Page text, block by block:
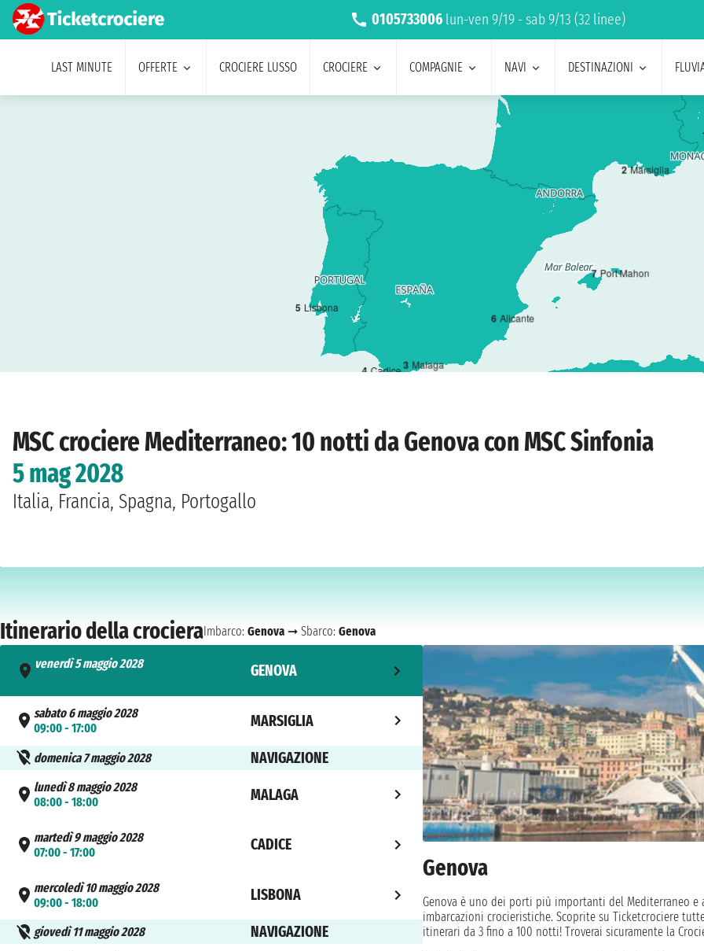
0105733006 lun-ven 9/19 - sab 9/13 (32 linee)
LAST MINUTE OFFERTE CROCIERE LUSSO CROCIERE COMPAGNIE NAVI DESTINAZIONI
2 Marsiglia
3 Malaga
4 Cadice
5 Lisbona
6 Alicante
7 Port Mahon
MSC crociere Mediterraneo: 10 notti da Genova con MSC Sinfonia
5 mag 2028
Italia, Francia, Spagna, Portogallo
Itinerario della crocieraImbarco: Genova ➞ Sbarco: Genova
venerdì 5 maggio 2028
GENOVA
sabato 6 maggio 2028
09:00 - 17:00
MARSIGLIA
domenica 7 maggio 2028 NAVIGAZIONE
lunedì 8 maggio 2028
08:00 - 18:00
MALAGA
martedì 9 maggio 2028
07:00 - 17:00
CADICE
mercoledì 10 maggio 2028
09:00 - 18:00
LISBONA
giovedì 11 maggio 2028 NAVIGAZIONE
Genova
Genova è uno dei porti più importanti del Mediterraneo
imbarcazioni crocieristiche. Scoprite su Ticketcrociere
itinerari da 3 fino a 100 notti! Troverai sicuramente la